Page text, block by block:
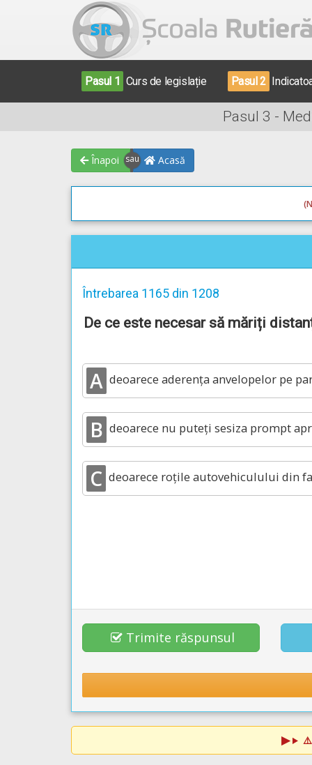
Pasul 1 Curs de legislație Pasul 2
Pasul 3 -
Înapoi Acasă
Întrebarea 1165 din 1208
De ce este necesar să măriți
A deoarece aderența anvelopelor pe
B deoarece nu puteți sesiza prompt
C deoarece roțile autovehiculului din
Trimite răspunsul
⚠️